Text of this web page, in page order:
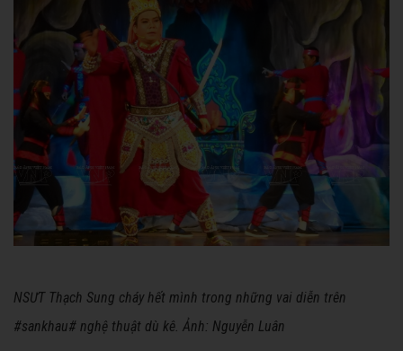
NSƯT Thạch Sung cháy hết mình trong những vai diễn trên
#sankhau# nghệ thuật dù kê. Ảnh: Nguyễn Luân